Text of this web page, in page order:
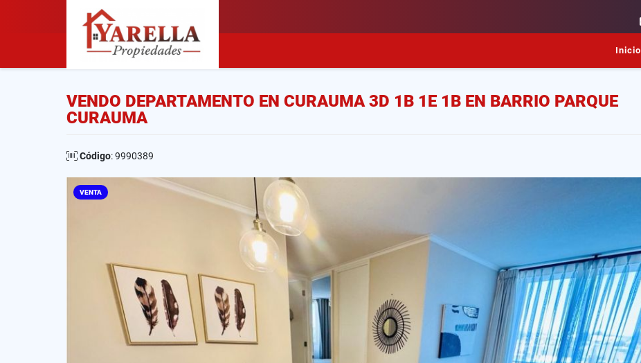
Inicio
VENDO DEPARTAMENTO EN CURAUMA 3D 1B 1E 1B EN BARRIO PARQUE
CURAUMA
Código: 9990389
VENTA